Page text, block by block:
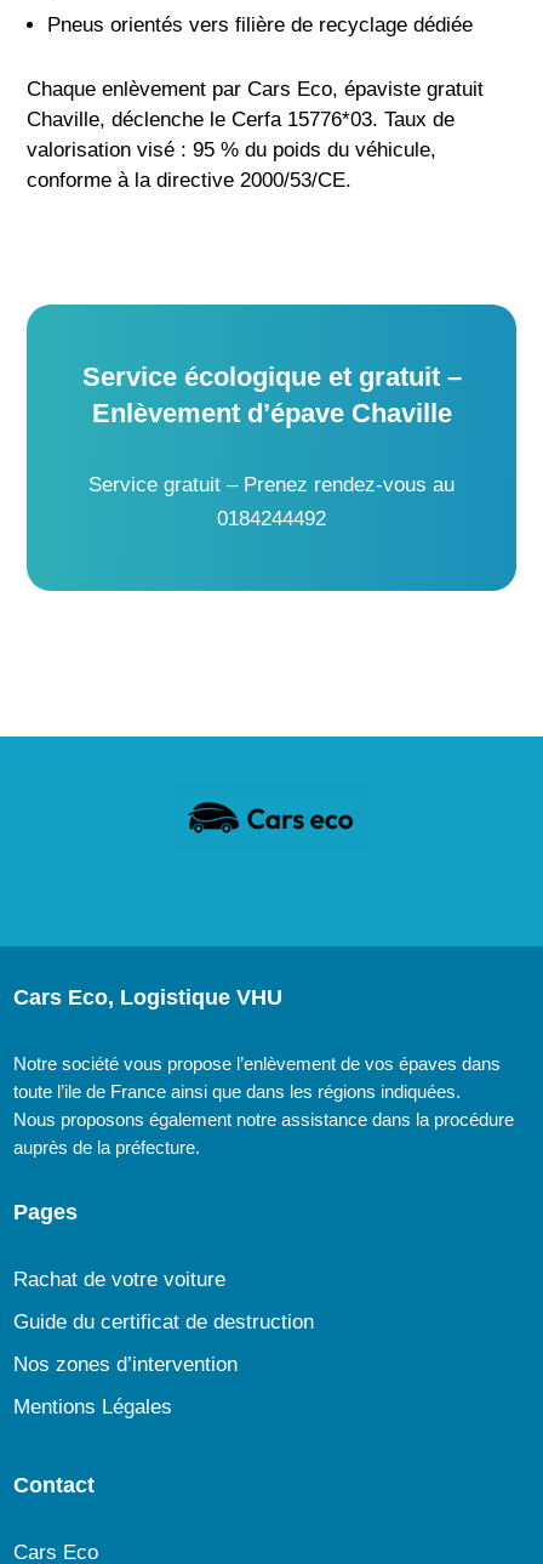
Pneus orientés vers filière de recyclage dédiée
Chaque enlèvement par Cars Eco, épaviste gratuit
Chaville, déclenche le Cerfa 15776*03. Taux de
valorisation visé : 95 % du poids du véhicule,
conforme à la directive 2000/53/CE.
Service écologique et gratuit –
Enlèvement d’épave Chaville
Service gratuit – Prenez rendez-vous au
0184244492
Cars Eco, Logistique VHU
Notre société vous propose l’enlèvement de vos épaves dans
toute l’ile de France ainsi que dans les régions indiquées.
Nous proposons également notre assistance dans la procédure
auprès de la préfecture.
Pages
Rachat de votre voiture
Guide du certificat de destruction
Nos zones d’intervention
Mentions Légales
Contact
Cars Eco